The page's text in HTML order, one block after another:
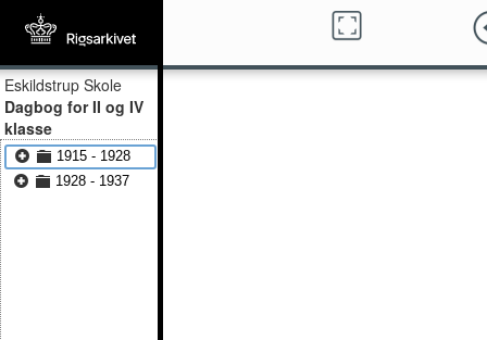
Eskildstrup Skole
Dagbog for II og IV
klasse
1915 - 1928
1928 - 1937